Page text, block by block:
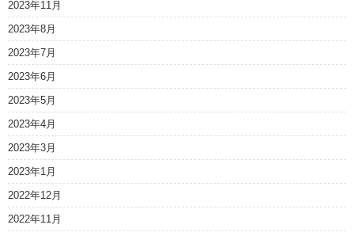
2023年11月
2023年8月
2023年7月
2023年6月
2023年5月
2023年4月
2023年3月
2023年1月
2022年12月
2022年11月